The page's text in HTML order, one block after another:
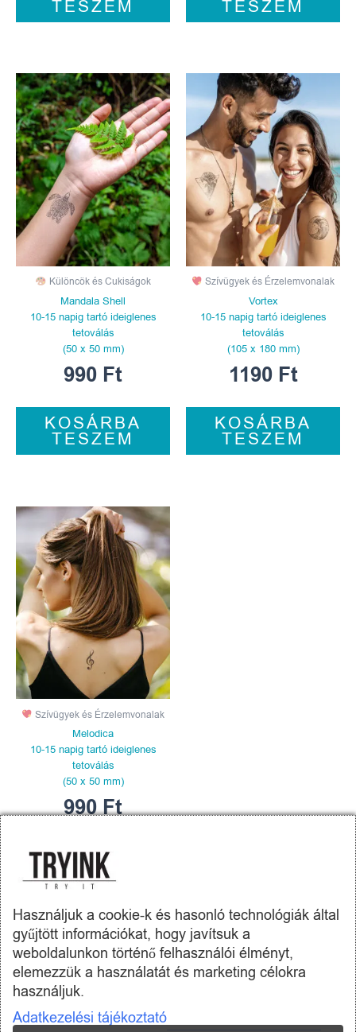
TESZEM TESZEM
Különcök és Cukiságok
Mandala Shell
10-15 napig tartó ideiglenes
tetoválás
(50 x 50 mm)
990 Ft
KOSÁRBA
TESZEM
Szívügyek és Érzelemvonalak
Vortex
10-15 napig tartó ideiglenes
tetoválás
(105 x 180 mm)
1190 Ft
KOSÁRBA
TESZEM
Szívügyek és Érzelemvonalak
Melodica
10-15 napig tartó ideiglenes
tetoválás
(50 x 50 mm)
990Ft
KOSÁRBA
TESZEM
Tryink.hu -Skill Company Kft.
Az oldalon található termékképek illusztrációk.
Használjuk a cookie-k és hasonló technológiák által
gyűjtött információkat, hogy javítsuk a
weboldalunkon történő felhasználói élményt,
elemezzük a használatát és marketing célokra
használjuk.
Adatkezelési tájékoztató